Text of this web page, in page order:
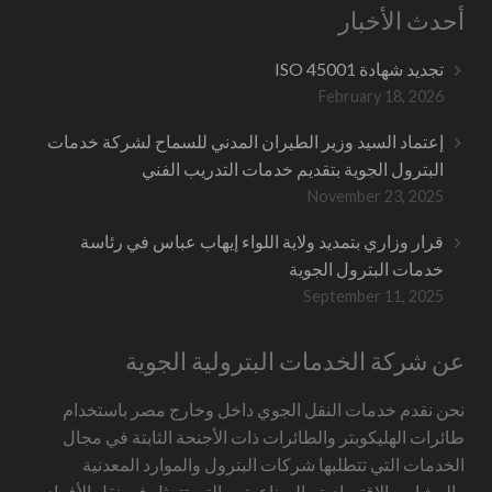
أحدث الأخبار
تجديد شهادة ISO 45001
February 18, 2026
إعتماد السيد وزير الطيران المدني للسماح لشركة خدمات
البترول الجوية بتقديم خدمات التدريب الفني
November 23, 2025
قرار وزاري بتمديد ولاية اللواء إيهاب عباس في رئاسة
خدمات البترول الجوية
September 11, 2025
عن شركة الخدمات البترولية الجوية
نحن نقدم خدمات النقل الجوي داخل وخارج مصر باستخدام
طائرات الهليكوبتر والطائرات ذات الأجنحة الثابتة في مجال
الخدمات التي تتطلبها شركات البترول والموارد المعدنية